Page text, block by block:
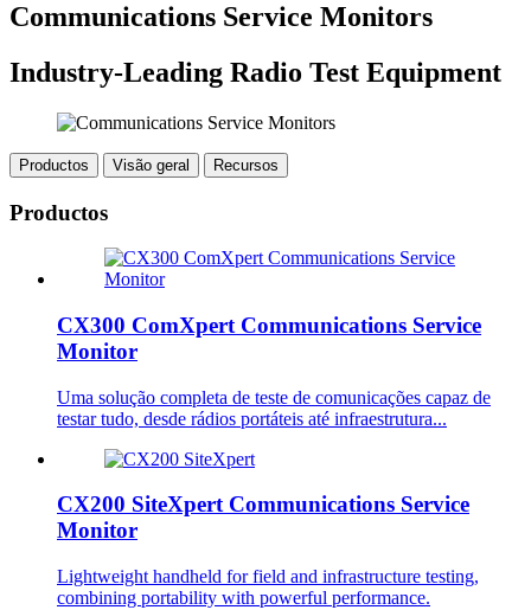
Communications Service Monitors
Industry-Leading Radio Test Equipment
Productos Visão geral Recursos
Productos
CX300 ComXpert Communications Service
Monitor
Uma solução completa de teste de comunicações capaz de
testar tudo, desde rádios portáteis até infraestrutura...
CX200 SiteXpert Communications Service
Monitor
Lightweight handheld for field and infrastructure testing,
combining portability with powerful performance.